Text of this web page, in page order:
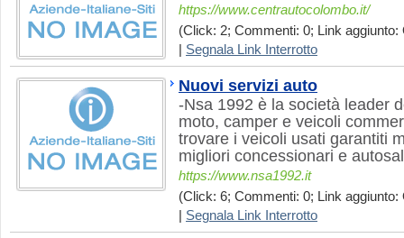
https://www.centrautocolombo.it/
(Click: 2; Commenti: 0; Link aggiunto:
Segnala Link Interrotto
Nuovi servizi auto
-Nsa 1992 è la società leader
moto, camper e veicoli
trovare i veicoli usati garantiti
migliori concessionari e
https://www.nsa1992.it
(Click: 6; Commenti: 0; Link aggiunto:
Segnala Link Interrotto